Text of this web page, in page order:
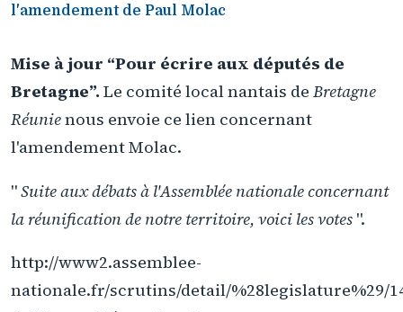
l'amendement de Paul Molac
Mise à jour “Pour écrire aux députés de
Bretagne”. Le comité local nantais de Bretagne
Réunienous envoie ce lien concernant
l'amendement Molac.
"Suite aux débats à l'Assemblée nationale concernant
la réunification de notre territoire, voici les votes ".
http://www2.assemblee-
nationale.fr/scrutins/detail/%28legislature%29/